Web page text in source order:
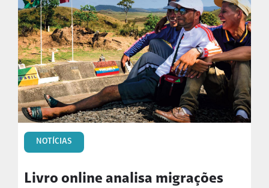
NOTÍCIAS
Livro online analisa migrações